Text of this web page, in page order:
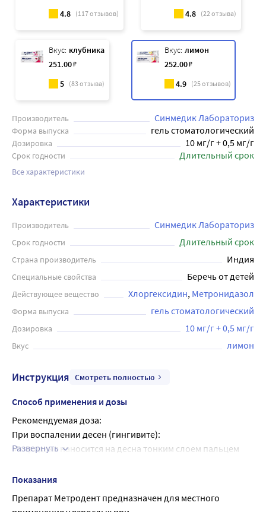
4.8 (117отзывов) 4.8 (22отзыва)
Вкус: клубника
251.00₽
5 (83отзыва)
Вкус: лимон
252.00₽
4.9 (25отзывов)
Производитель Синмедик Лабораториз
Форма выпуска гель стоматологический
Дозировка 10 мг/г + 0,5 мг/г
Срок годности Длительный срок
Все характеристики
Характеристики
Производитель Синмедик Лабораториз
Срок годности Длительный срок
Страна производитель Индия
Специальные свойства Беречь от детей
Действующее вещество Хлоргексидин Метронидазол
Форма выпуска гель стоматологический
Дозировка 10 мг/г + 0,5 мг/г
Вкус лимон
Инструкция Смотреть полностью
Способ применения и дозы
Рекомендуемая доза:
При воспалении десен (гингивите):
Метродент наносится на десна тонким слоем пальцем
Длительность курса лечения составляет в среднем 7-10
При пародонтите:
Развернуть
Показания
Препарат Метродент предназначен для местного